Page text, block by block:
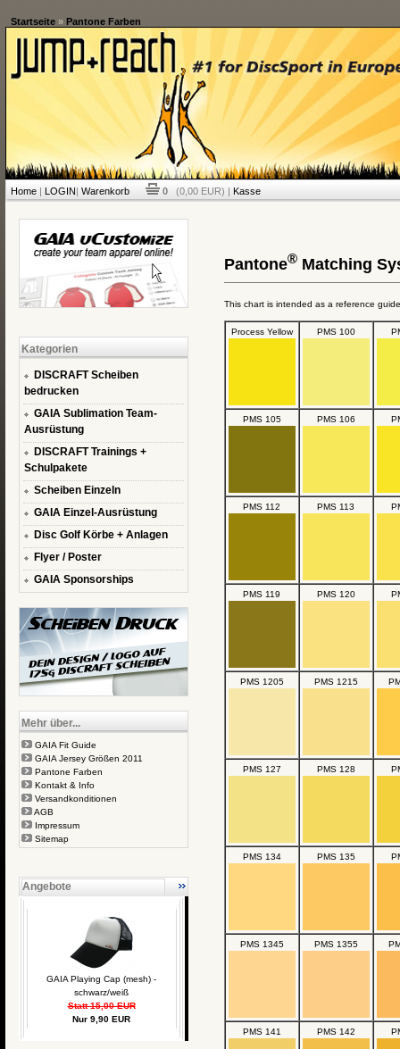
Startseite» Pantone Farben
Home| LOGIN| Warenkorb 0 (0,00 EUR) | Kasse
Kategorien
DISCRAFT Scheiben
bedrucken
GAIA Sublimation Team-
Ausrüstung
DISCRAFT Trainings +
Schulpakete
Scheiben Einzeln
GAIA Einzel-Ausrüstung
Disc Golf Körbe + Anlagen
Flyer / Poster
GAIA Sponsorships
Mehr über...
GAIA Fit Guide
GAIA Jersey Größen 2011
Pantone Farben
Kontakt & Info
Versandkonditionen
AGB
Impressum
Sitemap
Angebote
GAIA Playing Cap (mesh) -
schwarz/weiß
Statt 15,00 EUR
Nur 9,90 EUR
Pantone®Matching
This chart is intended as a reference
Process Yellow PMS 100
PMS 105 PMS 106
PMS 112 PMS 113
PMS 119 PMS 120
PMS 1205 PMS 1215
PMS 127 PMS 128
PMS 134 PMS 135
PMS 1345 PMS 1355
PMS 141 PMS 142